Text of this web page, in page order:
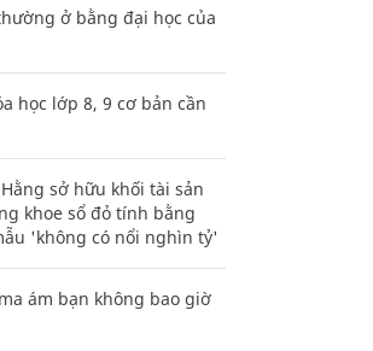
ở bằng đại học của
học lớp 8, 9 cơ bản cần
sở hữu khối tài sản
khoe sổ đỏ tính bằng
'không có nổi nghìn tỷ'
ám bạn không bao giờ